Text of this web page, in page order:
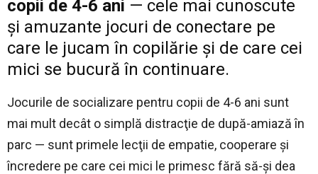
copii de 4-6 ani — cele mai cunoscute
şi amuzante jocuri de conectare pe
care le jucam în copilărie şi de care cei
mici se bucură în continuare.
Jocurile de socializare pentru copii de 4-6 ani sunt
mai mult decât o simplă distracţie de după-amiază în
parc — sunt primele lecţii de empatie, cooperare şi
încredere pe care cei mici le primesc fără să-şi dea